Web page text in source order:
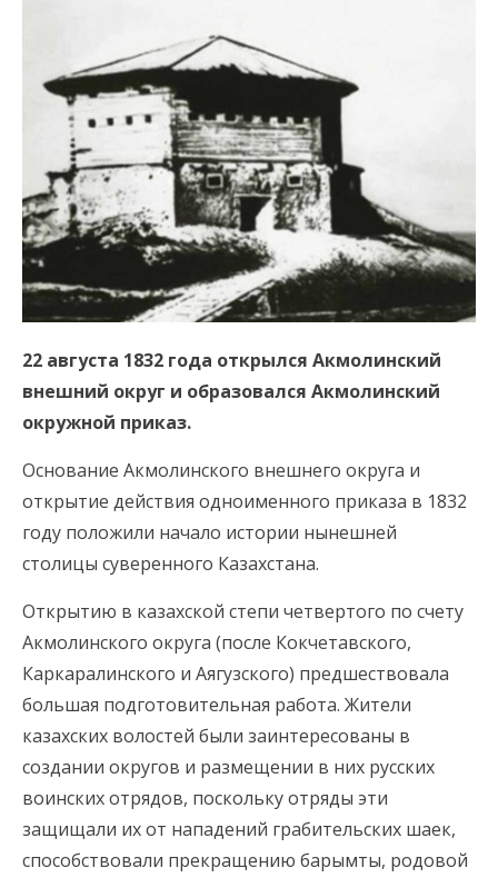
22 августа 1832 года открылся Акмолинский
внешний округ и образовался Акмолинский
окружной приказ.
Основание Акмолинского внешнего округа и
открытие действия одноименного приказа в 1832
году положили начало истории нынешней
столицы суверенного Казахстана.
Открытию в казахской степи четвертого по счету
Акмолинского округа (после Кокчетавского,
Каркаралинского и Аягузского) предшествовала
большая подготовительная работа. Жители
казахских волостей были заинтересованы в
создании округов и размещении в них русских
воинских отрядов, поскольку отряды эти
защищали их от нападений грабительских шаек,
способствовали прекращению барымты, родовой